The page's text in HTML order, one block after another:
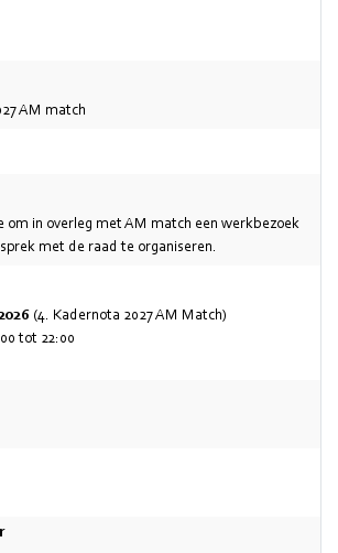
AM match
om in overleg met AM match een werkbezoek
met de raad te organiseren.
(4. Kadernota 2027 AM Match)
tot 22:00